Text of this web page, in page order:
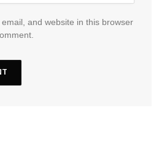
and website in this browser